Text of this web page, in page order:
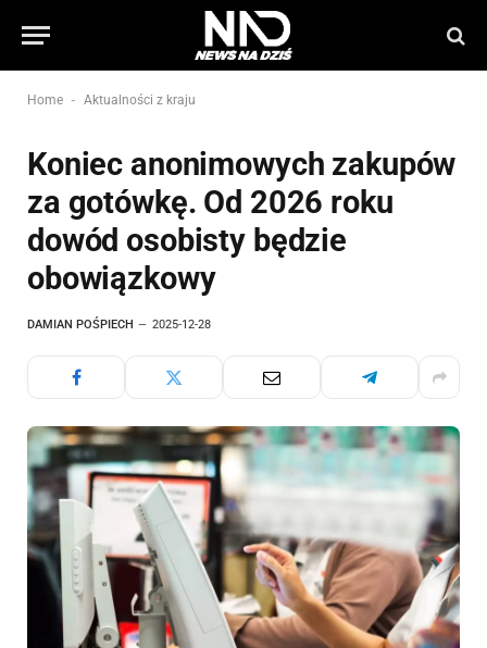
Home - Aktualności z kraju
Koniec anonimowych zakupów
za gotówkę. Od 2026 roku
dowód osobisty będzie
obowiązkowy
DAMIAN POŚPIECH 2025-12-28